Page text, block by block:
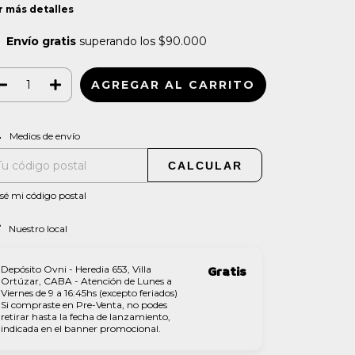
más detalles
Envío gratis superando los $90.000
para el CP:
Medios de envío
CALCULAR
mi código postal
Nuestro local
Depósito Ovni - Heredia 653, Villa
Ortúzar, CABA - Atención de Lunes a
Viernes de 9 a 16:45hs (excepto feriados)
Si compraste en Pre-Venta, no podes
retirar hasta la fecha de lanzamiento,
indicada en el banner promocional.
Gratis